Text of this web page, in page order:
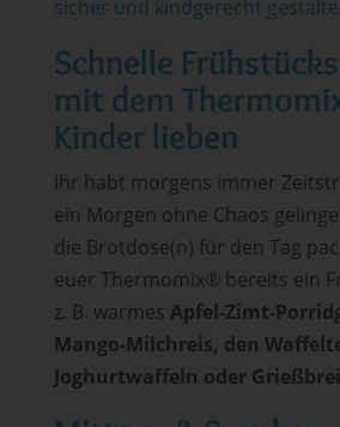
sicher und kindgerecht
Schnelle
mit dem
Kinder lieben
Ihr habt morgens immer
ein Morgen ohne Chaos
die Brotdose(n) für den Tag
euer Thermomix®bereits ein
z. B. warmes Apfel-Zimt-
Mango-Milchreis, den
Joghurtwaffeln oder